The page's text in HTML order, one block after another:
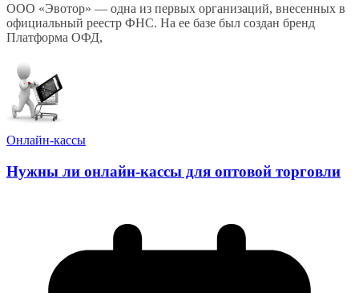
ООО «Эвотор» — одна из первых организаций, внесенных в
официальный реестр ФНС. На ее базе был создан бренд
Платформа ОФД,
Онлайн-кассы
Нужны ли онлайн-кассы для оптовой торговли